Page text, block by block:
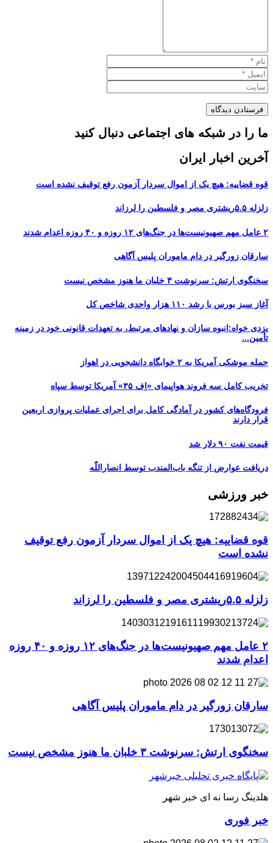
ما را در شبکه های اجتماعی دنبال کنید
آخرین اخبار ایران
قوه قضاییه: هیچ یک از اموال سردار آزمون رفع توقیف نشده است
زلزله ۵.۵ریشتری مصر و فلسطین را لرزاند
۲ عامل مهم صهیونیست‌ها در جنگ‌های ۱۲ روزه و ۴۰ روزه اعدام شدند
سارقان زورگیر در دام ماموران پلیس آگاهی
سخنگوی ارتش: سرنوشت ۳ خلبان ما هنوز مشخص نیست
آغاز سبز بورس با رشد ۱۱۰ هزار واحدی شاخص کل
یزدی خواه:انبوه سازان و نهادهای مرتبط، به تعهدات قانونی خود در زمینه
تأمین...
حمله موشکی آمریکا به ۲ خوابگاه دانشجویی در اهواز
تخریب کامل سه فروند هواپیمای «اِف ۳۵» آمریکا توسط سپاه
فرودگاه‌های کشور در آمادگی کامل برای اجرای عملیات پروازی اربعین
قرار دارند
قیمت نفت ۹۰ دلار شد
دریافت عوارض از تنگه باب‌المندب توسط انصاراللّه
خبر ورزشی
قوه قضاییه: هیچ یک از اموال سردار آزمون رفع توقیف
نشده است
زلزله ۵.۵ریشتری مصر و فلسطین را لرزاند
۲ عامل مهم صهیونیست‌ها در جنگ‌های ۱۲ روزه و ۴۰ روزه
اعدام شدند
سارقان زورگیر در دام ماموران پلیس آگاهی
سخنگوی ارتش: سرنوشت ۳ خلبان ما هنوز مشخص نیست
هلدینگ رسا نه ای خبر شهر
خبر فوری